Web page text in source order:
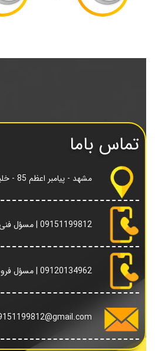
تماس باما
مشهد - پیامبر اعظم 85 - خلیلی 8/4 - کارگاه اول
09151199812 | مسؤل
09120134962 | مسؤل